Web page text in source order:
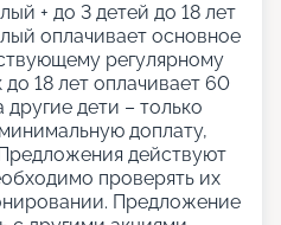
+ до 3 детей до 18 лет
оплачивает основное
регулярному
18 лет оплачивает 60
другие дети – только
доплату,
действуют
проверять их
Предложение